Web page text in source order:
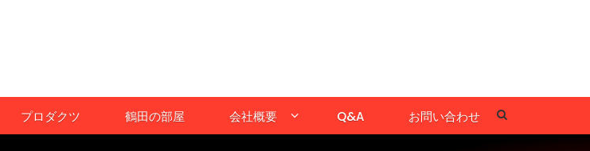
プロダクツ 鶴田の部屋 会社概要 Q&A お問い合わせ